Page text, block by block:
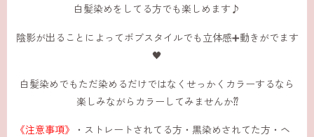
白髪染めをしてる方でも楽しめます♪
陰影が出ることによってボブスタイルでも立体感➕動きがでます
🖤
白髪染めでもただ染めるだけではなくせっかくカラーするなら
楽しみながらカラーしてみませんか⁇
《注意事項》
・ストレートされてる方・黒染めされてた方・ヘ